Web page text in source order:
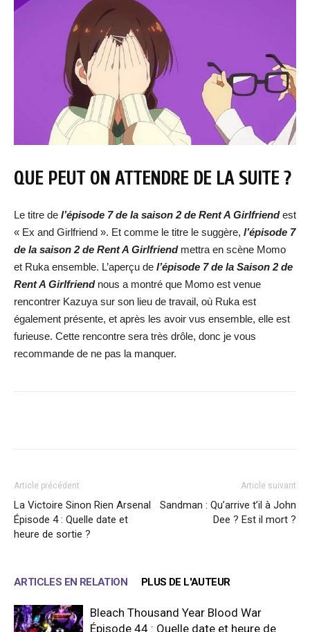
QUE PEUT ON ATTENDRE DE LA SUITE ?
Le titre de l’épisode 7 de la saison 2 de Rent A Girlfriendest
« Ex and Girlfriend ». Et comme le titre le suggère, l’épisode 7
de la saison 2 de Rent A Girlfriend mettra en scène Momo
et Ruka ensemble. L’aperçu de l’épisode 7 de la Saison 2 de
Rent A Girlfriendnous a montré que Momo est venue
rencontrer Kazuya sur son lieu de travail, où Ruka est
également présente, et après les avoir vus ensemble, elle est
furieuse. Cette rencontre sera très drôle, donc je vous
recommande de ne pas la manquer.
Article précédent
La Victoire Sinon Rien Arsenal
Épisode 4 : Quelle date et
heure de sortie ?
Article suivant
Sandman : Qu’arrive t’il à John
Dee ? Est il mort ?
ARTICLES EN RELATION PLUS DE L'AUTEUR
Bleach Thousand Year Blood War
Épisode 44 : Quelle date et heure de